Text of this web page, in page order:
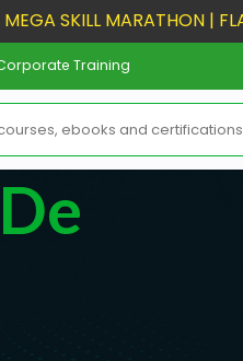
MEGA SKILL MARATHON |
Training